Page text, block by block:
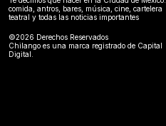
comida, antros, bares, música, cine, cartelera
teatral y todas las noticias importantes
©2026 Derechos Reservados
Chilango es una marca registrado de Capital
Digital.